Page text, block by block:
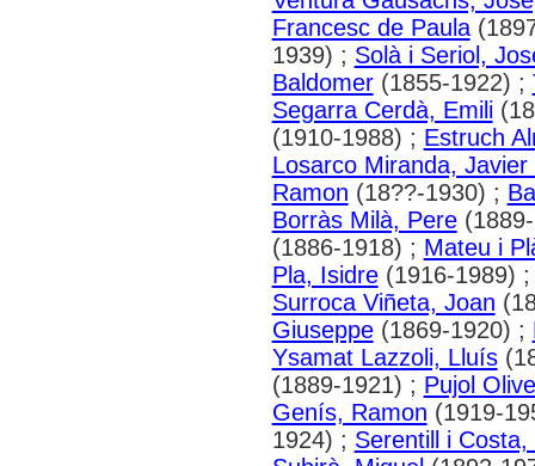
Francesc de Paula
1939) ; Solà i Seriol,
Baldomer(1855-1922) ;
Segarra Cerdà, Emili
(1910-1988) ; Estruch
Losarco Miranda, Javier
Ramon (18??-1930) ;
Borràs Milà, Pere
(1886-1918) ; Mateu i
Pla, Isidre(1916-1989)
Surroca Viñeta, Joan
Giuseppe(1869-1920) ;
Ysamat Lazzoli, Lluís
(1889-1921) ; Pujol
Genís, Ramon (1919-
1924) ; Serentill i Costa,